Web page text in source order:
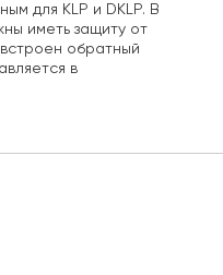
для KLP и DKLP. В
иметь защиту от
обратный
в